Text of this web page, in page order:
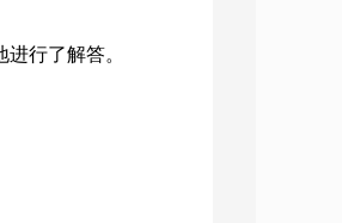
行了解答。